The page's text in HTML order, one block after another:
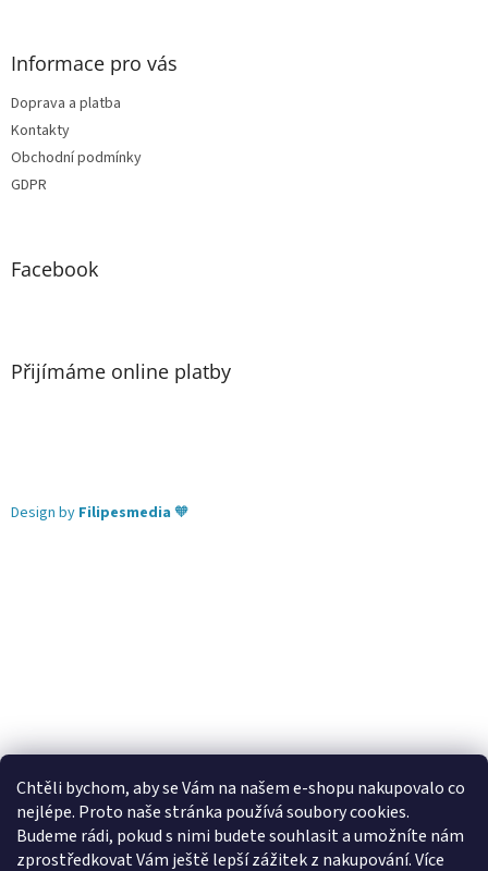
Chtěli bychom, aby se Vám na našem e-shopu nakupovalo co
nejlépe. Proto naše stránka používá soubory cookies.
Budeme rádi, pokud s nimi budete souhlasit a umožníte nám
zprostředkovat Vám ještě lepší zážitek z nakupování.Více
Informace pro vás
Doprava a platba
Kontakty
Obchodní podmínky
GDPR
Facebook
Přijímáme online platby
Design by Filipesmedia 🧡
Lekva nábytek ubytování pod Pálavou kování Tulip
úchytky Gamet
úchytky Siro Blum - perfecting motion